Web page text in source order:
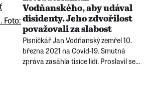
dorazily tisíce místních,záběry natočil
a dvacet let schovával před StB
Roman Fürst.
Vodňanského, aby udával
disidenty. Jeho zdvořilost
považovali za slabost
Písničkář Jan Vodňanský zemřel 10.
března 2021 na Covid-19. Smutná
zpráva zasáhla tisíce lidí. Proslavil se